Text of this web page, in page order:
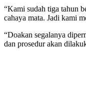
“Kami sudah tiga tahun
cahaya mata. Jadi kami
“Doakan segalanya
dan prosedur akan